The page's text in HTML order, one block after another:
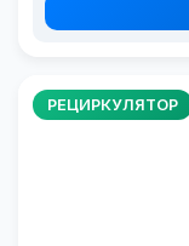
РЕЦИРКУЛЯТОР